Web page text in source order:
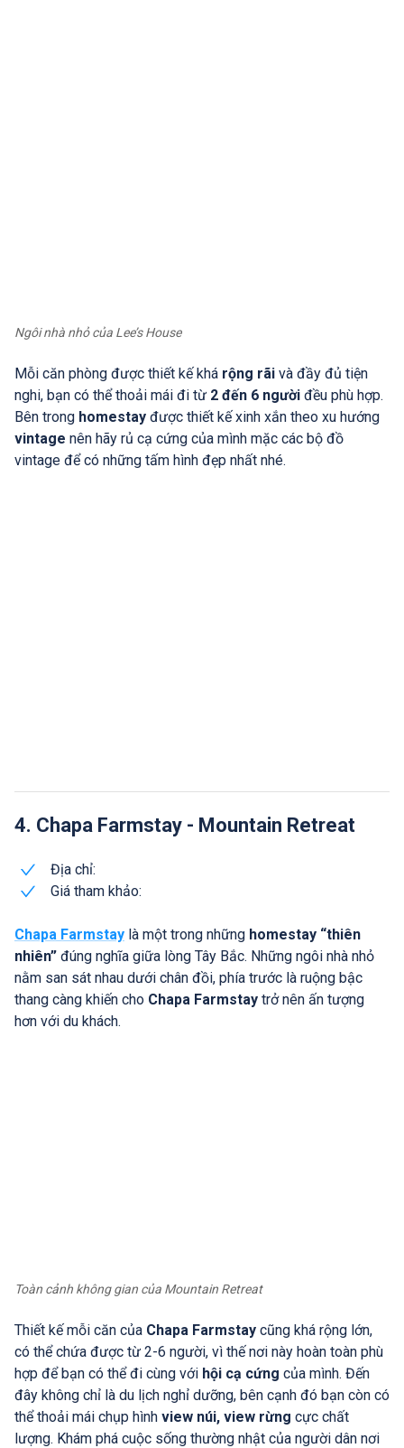
Ngôi nhà nhỏ của Lee’s House
Mỗi căn phòng được thiết kế khá rộng rãi và đầy đủ tiện
nghi, bạn có thể thoải mái đi từ 2 đến 6 người đều phù hợp.
Bên trong homestay được thiết kế xinh xắn theo xu hướng
vintage nên hãy rủ cạ cứng của mình mặc các bộ đồ
vintage để có những tấm hình đẹp nhất nhé.
4. Chapa Farmstay - Mountain Retreat
Địa chỉ:
Giá tham khảo:
Chapa Farmstay là một trong những homestay “thiên
nhiên” đúng nghĩa giữa lòng Tây Bắc. Những ngôi nhà nhỏ
nằm san sát nhau dưới chân đồi, phía trước là ruộng bậc
thang càng khiến cho Chapa Farmstay trở nên ấn tượng
hơn với du khách.
Toàn cảnh không gian của Mountain Retreat
Thiết kế mỗi căn của Chapa Farmstay cũng khá rộng lớn,
có thể chứa được từ 2-6 người, vì thế nơi này hoàn toàn phù
hợp để bạn có thể đi cùng với hội cạ cứng của mình. Đến
đây không chỉ là du lịch nghỉ dưỡng, bên cạnh đó bạn còn có
thể thoải mái chụp hình view núi, view rừng cực chất
lượng. Khám phá cuộc sống thường nhật của người dân nơi